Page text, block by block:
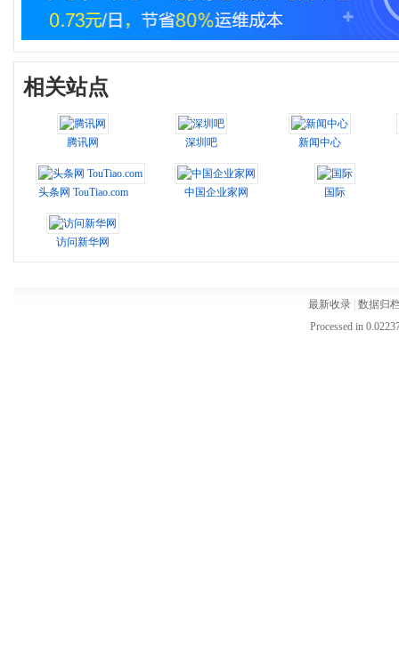
相关站点
腾讯网 深圳吧 新闻中心
头条网 TouTiao.com 中国企业家网 国际
访问新华网
最新收录 数据归
Processed in